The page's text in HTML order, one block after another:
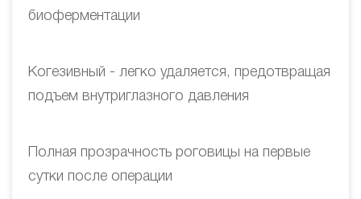
биоферментации
Когезивный - легко удаляется, предотвращая
подъем внутриглазного давления
Полная прозрачность роговицы на первые
сутки после операции